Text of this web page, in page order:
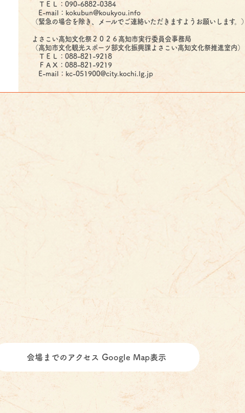
ＴＥＬ：090-6882-0384
E-mail：kokubun@koukyou.info
（緊急の場合を除き、メールでご連絡いただきますようお願いします。）
よさこい高知文化祭２０２６高知市実行委員会事務局
（高知市文化観光スポーツ部文化振興課よさこい高知文化祭推進室内）
ＴＥＬ：088-821-9218
ＦＡＸ：088-821-9219
E-mail：kc-051900@city.kochi.lg.jp
会場までのアクセス Google Map表示